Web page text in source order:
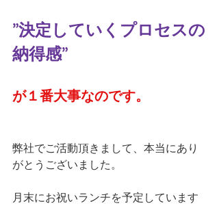
”決定していくプロセスの
納得感”
が１番大事なのです。
弊社でご活動頂きまして、本当にあり
がとうございました。
月末にお祝いランチを予定しています